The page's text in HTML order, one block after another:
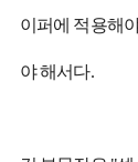
이퍼에 적용해
야 해서다.